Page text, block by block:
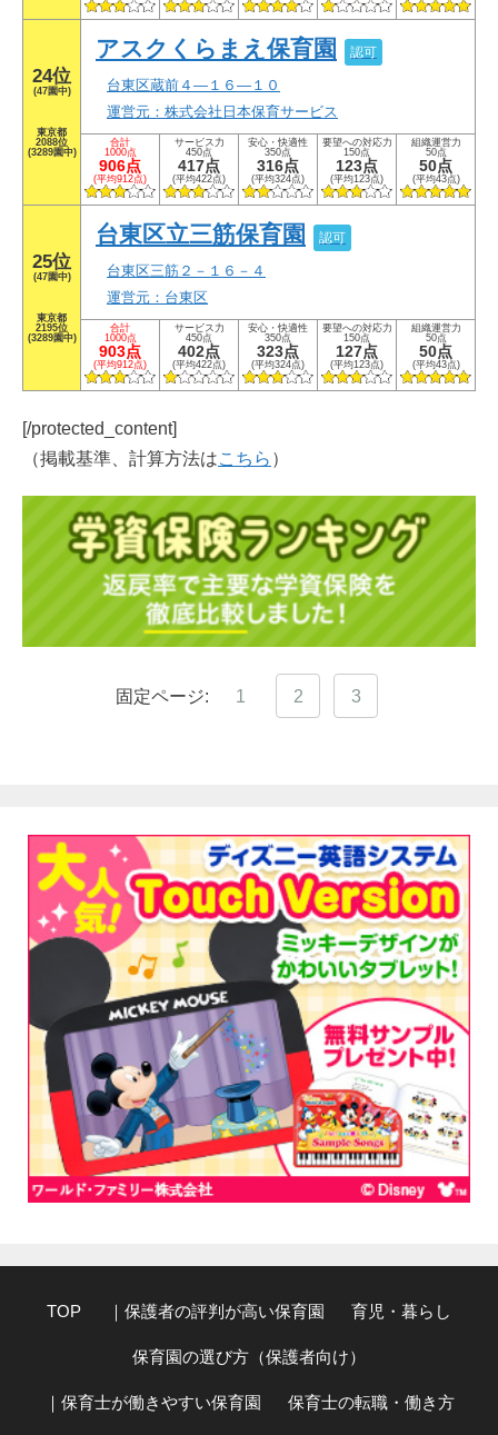
24位
(47園中)
東京都
2088位
(3289園中)
アスクくらまえ保育園 認可
台東区蔵前４―１６―１０
運営元：株式会社日本保育サービス
合計
1000点
906点
(平均912点)
サービス力
450点
417点
(平均422点)
安心・快適性
350点
316点
(平均324点)
要望への対応力
150点
123点
(平均123点)
組織運営力
50点
50点
(平均43点)
25位
(47園中)
東京都
2195位
(3289園中)
台東区立三筋保育園 認可
台東区三筋２－１６－４
運営元：台東区
合計
1000点
903点
(平均912点)
サービス力
450点
402点
(平均422点)
安心・快適性
350点
323点
(平均324点)
要望への対応力
150点
127点
(平均123点)
組織運営力
50点
50点
(平均43点)
[/protected_content]
（掲載基準、計算方法はこちら ）
固定ページ: 1 2 3
TOP ｜保護者の評判が高い保育園 育児・暮らし
保育園の選び方（保護者向け）
｜保育士が働きやすい保育園 保育士の転職・働き方